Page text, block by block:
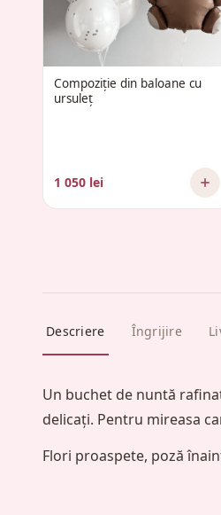
Compoziție din baloane cu
ursuleț
1 050 lei
Descriere Îngrijire
Un buchet de nuntă
delicați. Pentru mireasa
Flori proaspete, poză